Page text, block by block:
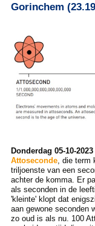
Gorinchem
Donderdag 05-10-2023
Attoseconde, die term
triljoenste van een
achter de komma. Er
als seconden in de
'kleinte' klopt dat
aan gewone seconden
zo oud is als nu. 100